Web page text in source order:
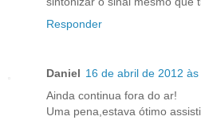
Responder
Daniel 16 de abril de 2012 às
Ainda continua fora do ar!
Uma pena,estava ótimo